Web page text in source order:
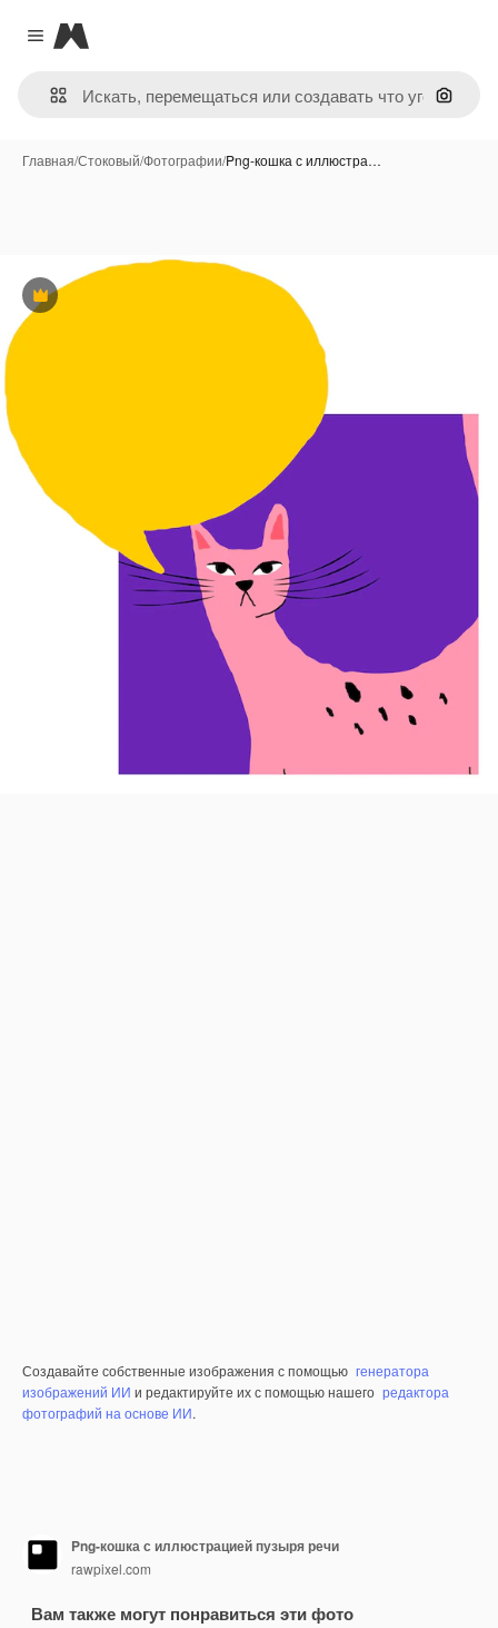
Close menu
Magnific
Поиск
Главная/Стоковый/Фотографии/Png-кошка с иллюстра…
Премиум
Создавайте собственные изображения с помощью генератора
изображений ИИ и редактируйте их с помощью нашего редактора
фотографий на основе ИИ.
Png-кошка с иллюстрацией пузыря речи
rawpixel.com
Вам также могут понравиться эти фото